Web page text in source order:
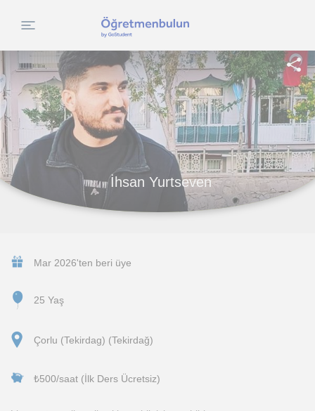
İhsan Yurtseven
Mar 2026'ten beri üye
25 Yaş
Çorlu (Tekirdag) (Tekirdağ)
₺500/saat (İlk Ders Ücretsiz)